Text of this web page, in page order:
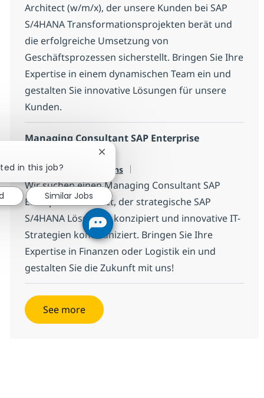
Architect (w/m/x), der unsere Kunden bei SAP
S/4HANA Transformationsprojekten berät und
die erfolgreiche Umsetzung von
Geschäftsprozessen sicherstellt. Bringen Sie Ihre
Expertise in einem dynamischen Team ein und
gestalten Sie innovative Lösungen für unsere
Kunden.
Managing Consultant SAP Enterprise
Architect (w/m/x)
Available in 17 locations
Wir suchen einen Managing Consultant SAP
Enterprise Architect, der strategische SAP
S/4HANA Lösungen konzipiert und innovative IT-
Strategien kommuniziert. Bringen Sie Ihre
Expertise in Finanzen oder Logistik ein und
gestalten Sie die Zukunft mit uns!
See more
in this job?
Close chatbot notification
Similar Jobs